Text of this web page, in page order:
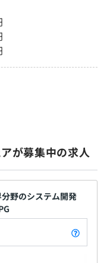
アが募集中の求人
分野のシステム開発